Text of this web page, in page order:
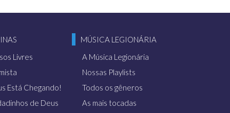
Fim dos Tempos e a
em CD e DVD, em
Livres
Está Chegando!
de Deus
MÚSICA LEGIONÁRIA
A Música Legionária
Nossas Playlists
Todos os gêneros
As mais tocadas